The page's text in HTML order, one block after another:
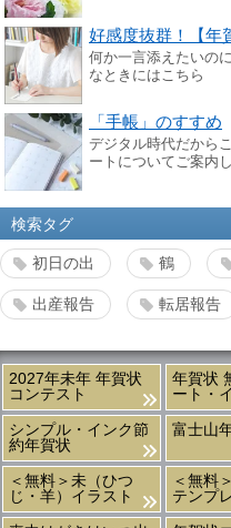
好感度抜群！【年
何か一言添えたいの
なときにはこちら
「手帳」のすすめ
デジタル時代だから
ートについてご案内
検索タグ
初日の出 鶴
出産報告 転居報告
2027年未年 年賀状
コンテスト
年賀状
ート・
シンプル・インク節
約年賀状
富士山
＜無料＞未（ひつ
じ・羊）イラスト
＜無料
テンプ